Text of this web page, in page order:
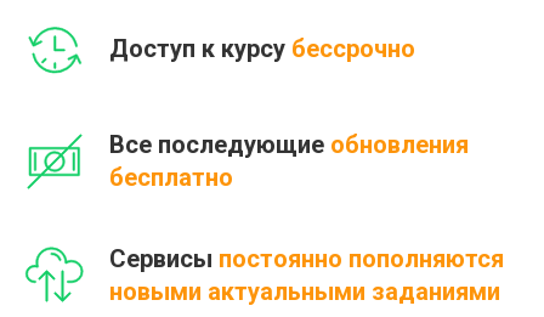
Доступ к курсу бессрочно
Все последующие обновления
бесплатно
Сервисы постоянно пополняются
новыми актуальными заданиями